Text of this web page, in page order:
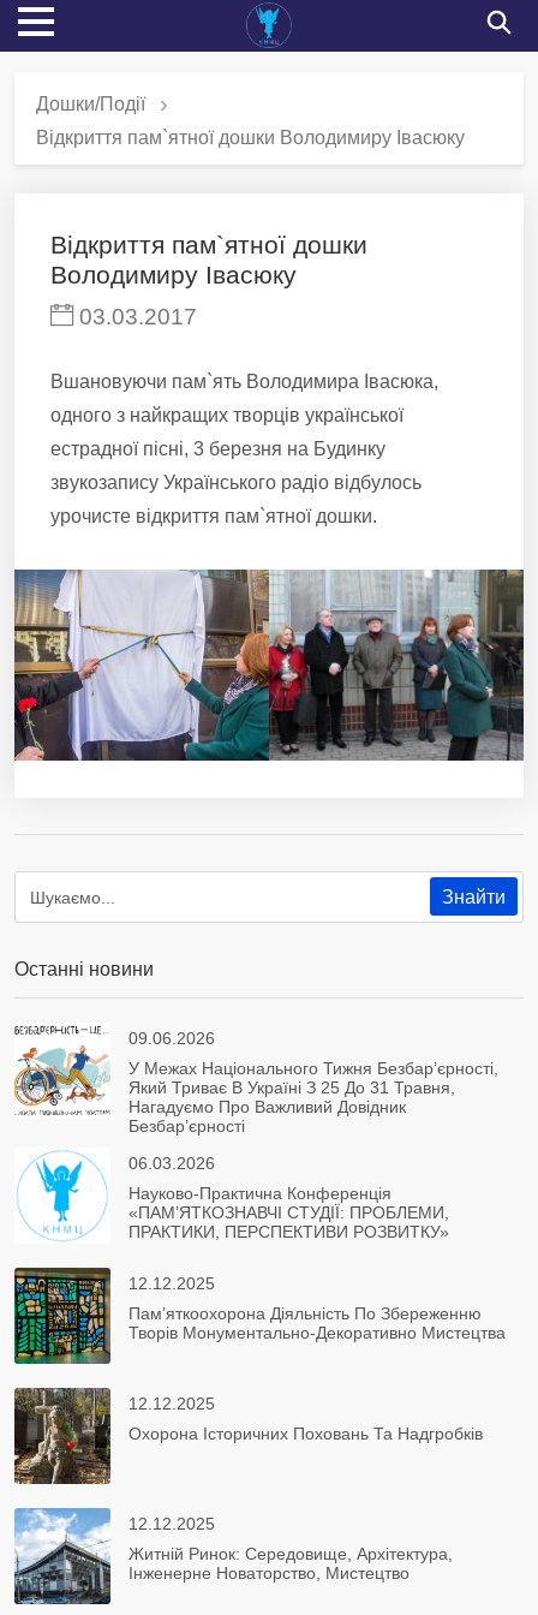
Дошки/Події
Відкриття пам`ятної дошки Володимиру Івасюку
Відкриття пам`ятної дошки
Володимиру Івасюку
03.03.2017
Вшановуючи пам`ять Володимира Івасюка,
одного з найкращих творців української
естрадної пісні, 3 березня на Будинку
звукозапису Українського радіо відбулось
урочисте відкриття пам`ятної дошки.
Останні новини
09.06.2026
У Межах Національного Тижня Безбар’єрності,
Який Триває В Україні З 25 До 31 Травня,
Нагадуємо Про Важливий Довідник
Безбар’єрності
06.03.2026
Науково-Практична Конференція
«ПАМ’ЯТКОЗНАВЧІ СТУДІЇ: ПРОБЛЕМИ,
ПРАКТИКИ, ПЕРСПЕКТИВИ РОЗВИТКУ»
12.12.2025
Пам’яткоохорона Діяльність По Збереженню
Творів Монументально-Декоративно Мистецтва
12.12.2025
Охорона Історичних Поховань Та Надгробків
12.12.2025
Житній Ринок: Середовище, Архітектура,
Інженерне Новаторство, Мистецтво